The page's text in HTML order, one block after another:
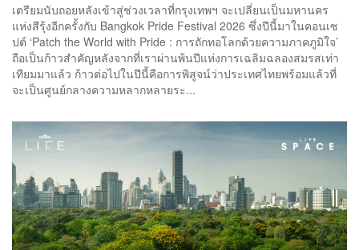
เตรียมนับถอยหลังเข้าสู่ช่วงเวลาที่กรุงเทพฯ จะเปลี่ยนเป็นมหานคร
แห่งสีรุ้งอีกครั้งกับ Bangkok Pride Festival 2026 ซึ่งปีนี้มาในคอนเซ
ปต์ ‘Patch the World with Pride : การถักทอโลกด้วยความภาคภูมิใจ’
ถือเป็นก้าวสำคัญหลังจากที่เราผ่านพ้นปีแห่งการเฉลิมฉลองสมรสเท่า
เทียมมาแล้ว ก้าวต่อไปในปีนี้คือการพิสูจน์ว่าประเทศไทยพร้อมแล้วที่
จะเป็นศูนย์กลางความหลากหลายระ...